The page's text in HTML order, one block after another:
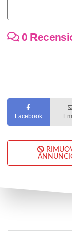
0
Facebook